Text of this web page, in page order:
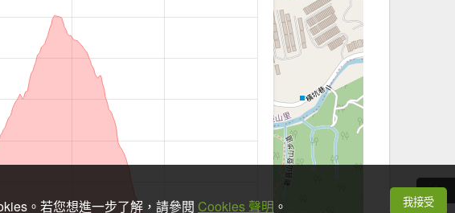
。若您想進一步了解，請參閱 Cookies 聲明 。 我接受